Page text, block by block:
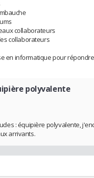
collaborateurs
collaborateurs
en informatique pour
polyvalente
: équipière polyvalente,
arrivants.